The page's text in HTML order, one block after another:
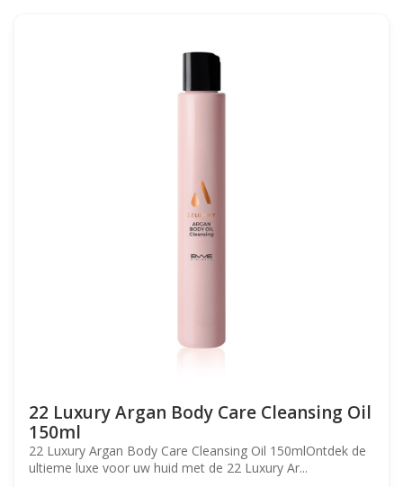
22 Luxury Argan Body Care Cleansing Oil
150ml
22 Luxury Argan Body Care Cleansing Oil 150mlOntdek de
ultieme luxe voor uw huid met de 22 Luxury Ar...